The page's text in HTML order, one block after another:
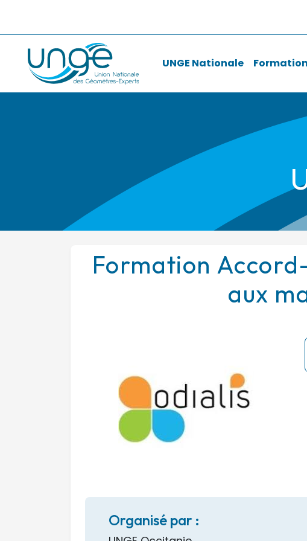
UNGE Nationale
Formation
aux
Organisé par :